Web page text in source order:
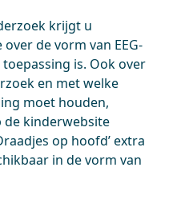
krijgt u
de vorm van EEG-
is. Ook over
en met welke
moet houden,
de kinderwebsite
op hoofd’ extra
in de vorm van